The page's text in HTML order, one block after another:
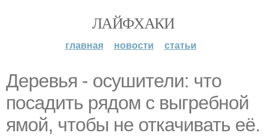
ЛАЙФХАКИ
главная новости статьи
Дepeвья - осушители: что
посадить рядом с выгребной
ямой, чтобы не откачивать её.